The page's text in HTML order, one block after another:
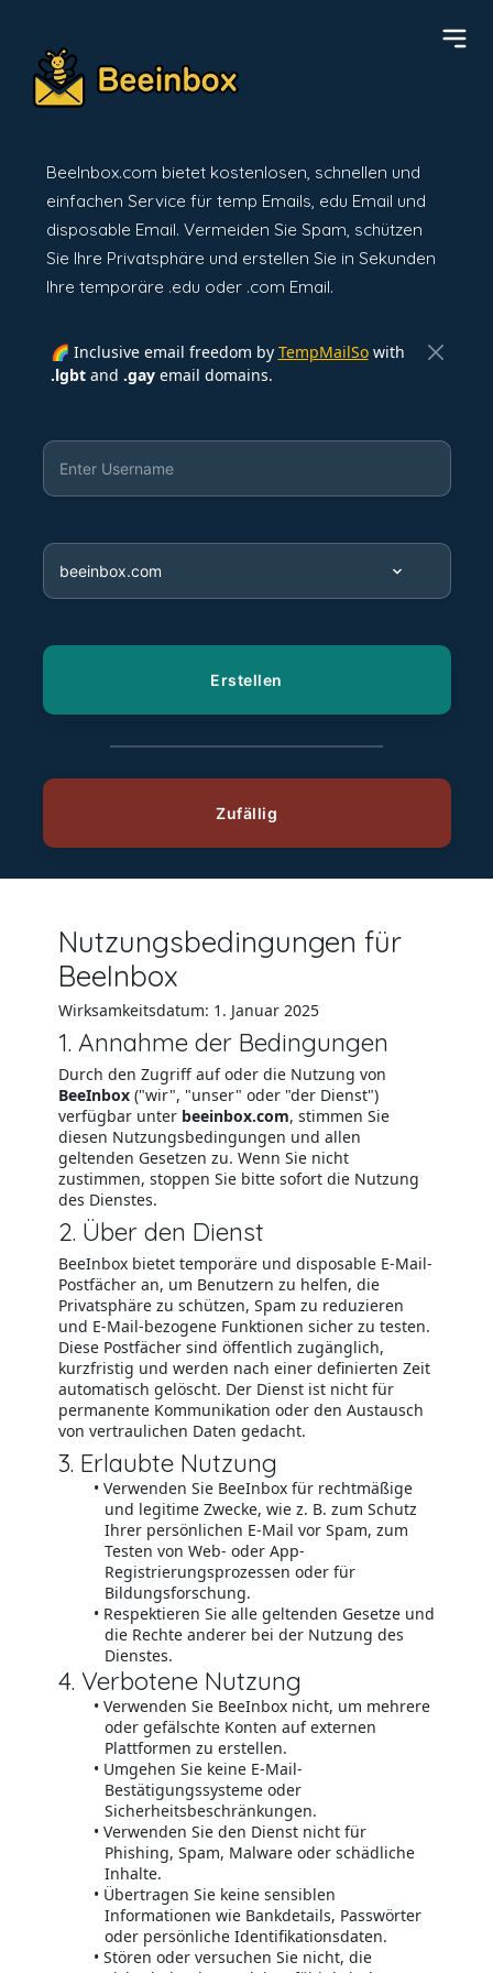
BeeInbox.com bietet kostenlosen, schnellen und
einfachen Service für temp Emails, edu Email und
disposable Email. Vermeiden Sie Spam, schützen
Sie Ihre Privatsphäre und erstellen Sie in Sekunden
Ihre temporäre .edu oder .com Email.
🌈 Inclusive email freedom by TempMailSowith
.lgbtand .gayemail domains.
Nutzungsbedingungen für
BeeInbox
Wirksamkeitsdatum: 1. Januar 2025
1. Annahme der Bedingungen
Durch den Zugriff auf oder die Nutzung von
BeeInbox("wir", "unser" oder "der Dienst")
verfügbar unter beeinbox.com, stimmen Sie
diesen Nutzungsbedingungen und allen
geltenden Gesetzen zu. Wenn Sie nicht
zustimmen, stoppen Sie bitte sofort die Nutzung
des Dienstes.
2. Über den Dienst
BeeInbox bietet temporäre und disposable E-Mail-
Postfächer an, um Benutzern zu helfen, die
Privatsphäre zu schützen, Spam zu reduzieren
und E-Mail-bezogene Funktionen sicher zu testen.
Diese Postfächer sind öffentlich zugänglich,
kurzfristig und werden nach einer definierten Zeit
automatisch gelöscht. Der Dienst ist nicht für
permanente Kommunikation oder den Austausch
von vertraulichen Daten gedacht.
3. Erlaubte Nutzung
Verwenden Sie BeeInbox für rechtmäßige
und legitime Zwecke, wie z. B. zum Schutz
Ihrer persönlichen E-Mail vor Spam, zum
Testen von Web- oder App-
Registrierungsprozessen oder für
Bildungsforschung.
Respektieren Sie alle geltenden Gesetze und
die Rechte anderer bei der Nutzung des
Dienstes.
4. Verbotene Nutzung
Verwenden Sie BeeInbox nicht, um mehrere
oder gefälschte Konten auf externen
Plattformen zu erstellen.
Umgehen Sie keine E-Mail-
Bestätigungssysteme oder
Sicherheitsbeschränkungen.
Verwenden Sie den Dienst nicht für
Phishing, Spam, Malware oder schädliche
Inhalte.
Übertragen Sie keine sensiblen
Informationen wie Bankdetails, Passwörter
oder persönliche Identifikationsdaten.
Stören oder versuchen Sie nicht, die